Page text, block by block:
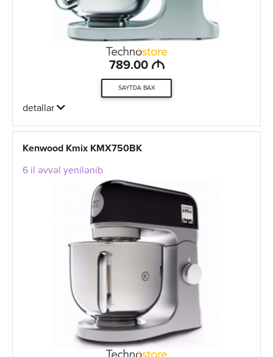
789.00 M
SAYTDA BAX
detallar
Kenwood Kmix KMX750BK
6 il əvvəl yenilənib